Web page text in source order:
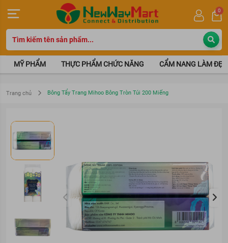
0
MỸ PHẨM THỰC PHẨM CHỨC NĂNG CẨM NANG LÀM ĐẸP
Trang chủ Bông Tẩy Trang Mihoo Bông Tròn Túi 200 Miếng